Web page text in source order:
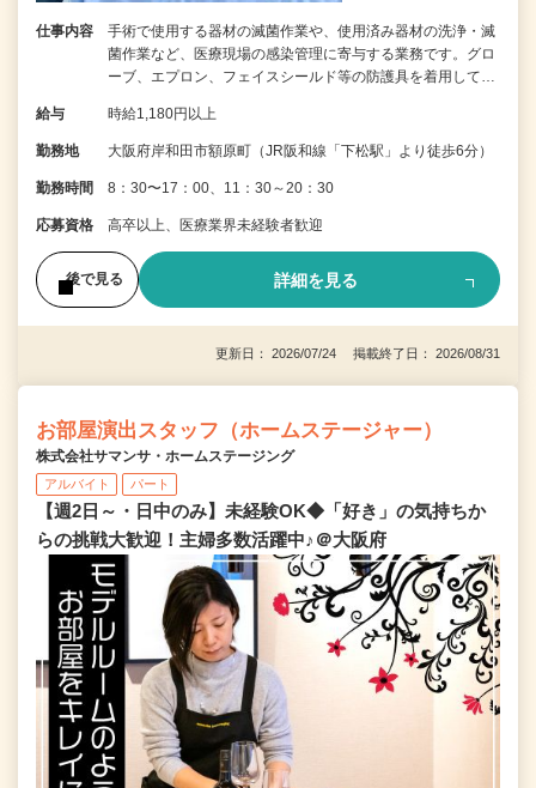
仕事内容
手術で使用する器材の滅菌作業や、使用済み器材の洗浄・滅
菌作業など、医療現場の感染管理に寄与する業務です。グロ
ーブ、エプロン、フェイスシールド等の防護具を着用して…
給与 時給1,180円以上
勤務地 大阪府岸和田市額原町（JR阪和線「下松駅」より徒歩6分）
勤務時間 8：30〜17：00、11：30～20：30
応募資格 高卒以上、医療業界未経験者歓迎
後で見る 詳細を見る
更新日： 2026/07/24 掲載終了日： 2026/08/31
お部屋演出スタッフ（ホームステージャー）
株式会社サマンサ・ホームステージング
アルバイト パート
【週2日～・日中のみ】未経験OK◆「好き」の気持ちか
らの挑戦大歓迎！主婦多数活躍中♪＠大阪府